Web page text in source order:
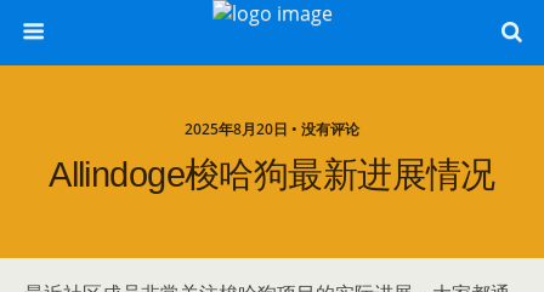
2025年8月20日 • 没有评论
Allindoge梭哈狗最新进展情况